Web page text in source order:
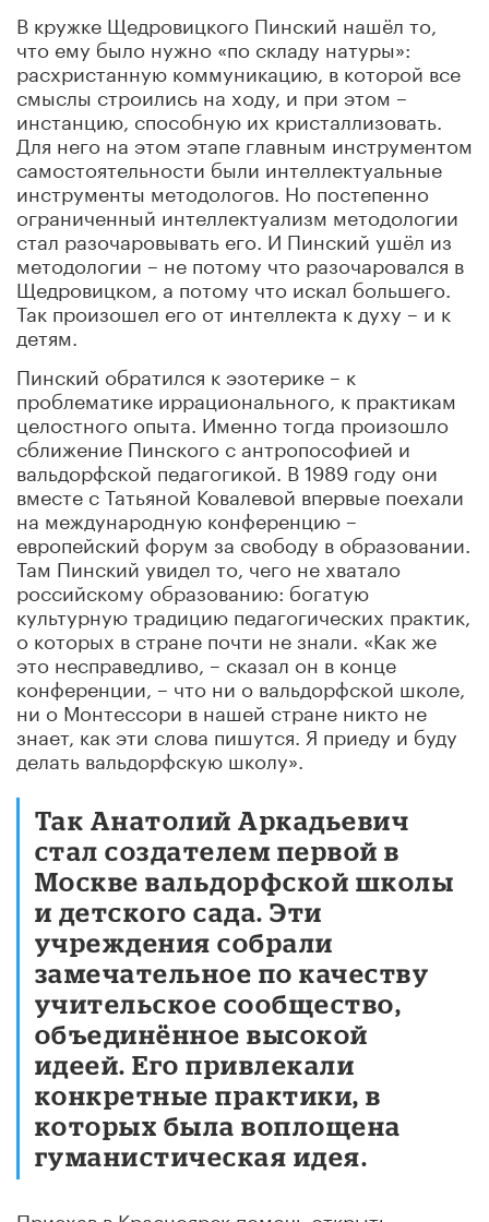
В кружке Щедровицкого Пинский нашёл то,
что ему было нужно «по складу натуры»:
расхристанную коммуникацию, в которой все
смыслы строились на ходу, и при этом –
инстанцию, способную их кристаллизовать.
Для него на этом этапе главным инструментом
самостоятельности были интеллектуальные
инструменты методологов. Но постепенно
ограниченный интеллектуализм методологии
стал разочаровывать его. И Пинский ушёл из
методологии – не потому что разочаровался в
Щедровицком, а потому что искал большего.
Так произошел его от интеллекта к духу – и к
детям.
Пинский обратился к эзотерике – к
проблематике иррационального, к практикам
целостного опыта. Именно тогда произошло
сближение Пинского с антропософией и
вальдорфской педагогикой. В 1989 году они
вместе с Татьяной Ковалевой впервые поехали
на международную конференцию –
европейский форум за свободу в образовании.
Там Пинский увидел то, чего не хватало
российскому образованию: богатую
культурную традицию педагогических практик,
о которых в стране почти не знали. «Как же
это несправедливо, – сказал он в конце
конференции, – что ни о вальдорфской школе,
ни о Монтессори в нашей стране никто не
знает, как эти слова пишутся. Я приеду и буду
делать вальдорфскую школу».
Так Анатолий Аркадьевич
стал создателем первой в
Москве вальдорфской школы
и детского сада. Эти
учреждения собрали
замечательное по качеству
учительское сообщество,
объединённое высокой
идеей. Его привлекали
конкретные практики, в
которых была воплощена
гуманистическая идея.